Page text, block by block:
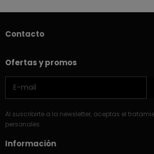
Contacto
Ofertas y promos
Al suscribirte a la newsletter, aceptas el
personales
Información